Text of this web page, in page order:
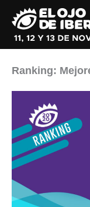
contenido
Ranking: